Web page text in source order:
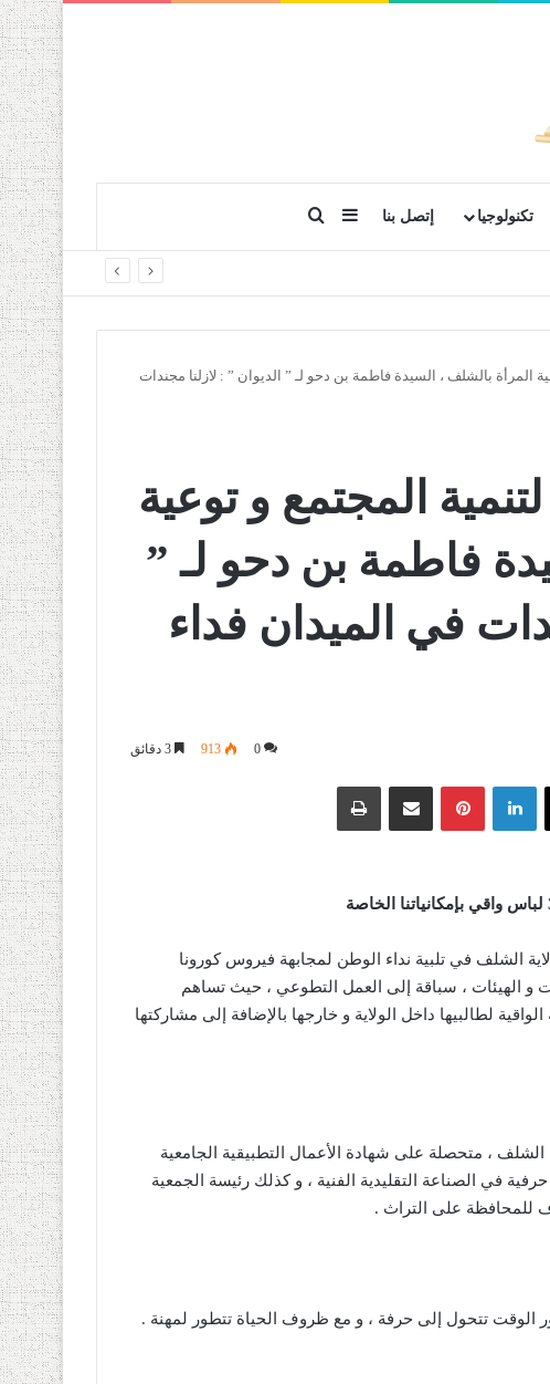
تكنولوجيا إتصل بنا إضافة عمود جانبي
المرأة بالشلف ، السيدة فاطمة بن دحو لـ ” الديوان ” : لازلنا مجندات
المجتمع و توعية
فاطمة بن دحو لـ ”
في الميدان فداء
0
913
‫X لينكدإن بينتيريست
الشلف في تلبية نداء الوطن لمجابهة فيروس كورونا
الجمعيات و الهيئات ، سباقة إلى العمل التطوعي ، حيث تساهم
لطالبيها داخل الولاية و خارجها بالإضافة إلى مشاركتها
الشلف ، متحصلة على شهادة الأعمال التطبيقية الجامعية
في الصناعة التقليدية الفنية ، و كذلك رئيسة الجمعية
للمحافظة على التراث .
الوقت تتحول إلى حرفة ، و مع ظروف الحياة تتطور لمهنة .